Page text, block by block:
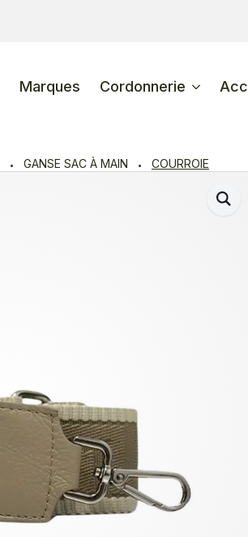
Marques Cordonnerie
GANSE SAC À MAIN COURROIE